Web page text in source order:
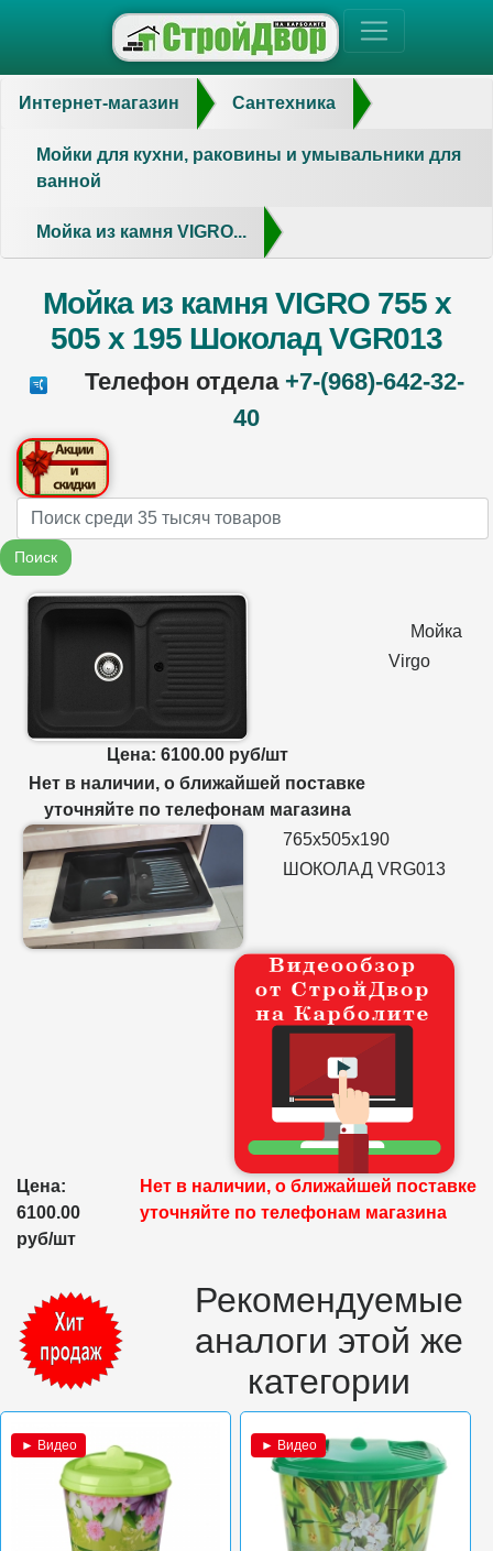
Интернет-магазин Сантехника
Мойки для кухни, раковины и умывальники для
ванной
Мойка из камня VIGRO...
Мойка из камня VIGRO 755 х
505 х 195 Шоколад VGR013
Телефон отдела +7-(968)-642-32-
40
Name
Поиск
Цена: 6100.00 руб/шт
Нет в наличии, о ближайшей поставке
уточняйте по телефонам магазина
Мойка
Virgo
765х505х190
ШОКОЛАД VRG013
Цена:
6100.00
руб/шт
Нет в наличии, о ближайшей поставке
уточняйте по телефонам магазина
Рекомендуемые
аналоги этой же
категории
► Видео ► Видео